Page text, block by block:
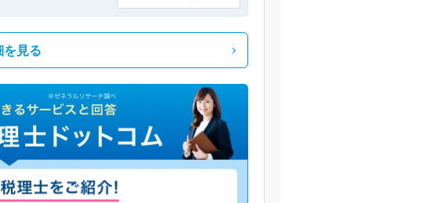
を見る